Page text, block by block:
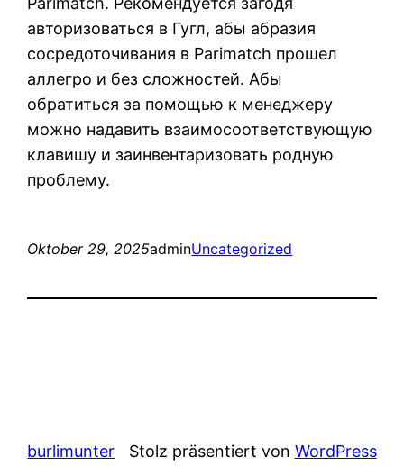
авторизоваться в Гугл, абы абразия
сосредоточивания в Parimatch прошел
аллегро и без сложностей. Абы
обратиться за помощью к менеджеру
можно надавить взаимосоответствующую
клавишу и заинвентаризовать родную
проблему.
Oktober 29, 2025adminUncategorized
burlimunter Stolz präsentiert von WordPress